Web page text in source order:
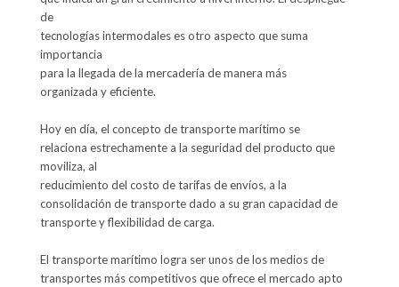
de
tecnologías intermodales es otro aspecto que suma
importancia
para la llegada de la mercadería de manera más
organizada y eficiente.
Hoy en día, el concepto de transporte marítimo se
relaciona estrechamente a la seguridad del producto que
moviliza, al
reducimiento del costo de tarifas de envíos, a la
consolidación de transporte dado a su gran capacidad de
transporte y flexibilidad de carga.
El transporte marítimo logra ser unos de los medios de
transportes más competitivos que ofrece el mercado apto